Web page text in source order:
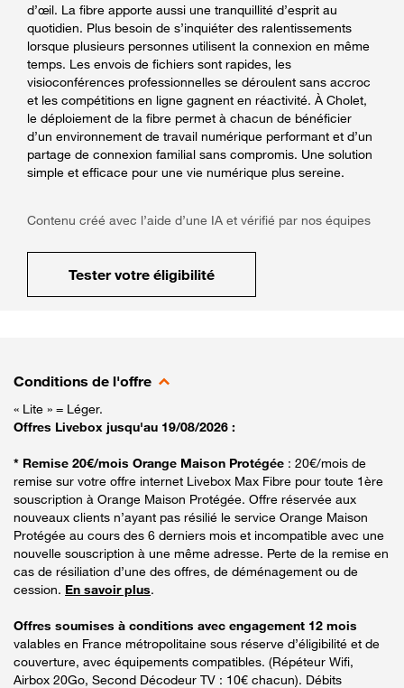
d’œil. La fibre apporte aussi une tranquillité d’esprit au
quotidien. Plus besoin de s’inquiéter des ralentissements
lorsque plusieurs personnes utilisent la connexion en même
temps. Les envois de fichiers sont rapides, les
visioconférences professionnelles se déroulent sans accroc
et les compétitions en ligne gagnent en réactivité. À Cholet,
le déploiement de la fibre permet à chacun de bénéficier
d’un environnement de travail numérique performant et d’un
partage de connexion familial sans compromis. Une solution
simple et efficace pour une vie numérique plus sereine.
Contenu créé avec l’aide d’une IA et vérifié par nos équipes
Tester votre éligibilité
Conditions de l'offre
« Lite » = Léger.
Offres Livebox jusqu'au 19/08/2026 :
* Remise 20€/mois Orange Maison Protégée : 20€/mois de
remise sur votre offre internet Livebox Max Fibre pour toute 1ère
souscription à Orange Maison Protégée. Offre réservée aux
nouveaux clients n’ayant pas résilié le service Orange Maison
Protégée au cours des 6 derniers mois et incompatible avec une
nouvelle souscription à une même adresse. Perte de la remise en
cas de résiliation d’une des offres, de déménagement ou de
cession. En savoir plus.
Offres soumises à conditions avec engagement 12 mois
valables en France métropolitaine sous réserve d’éligibilité et de
couverture, avec équipements compatibles. (Répéteur Wifi,
Airbox 20Go, Second Décodeur TV : 10€ chacun). Débits